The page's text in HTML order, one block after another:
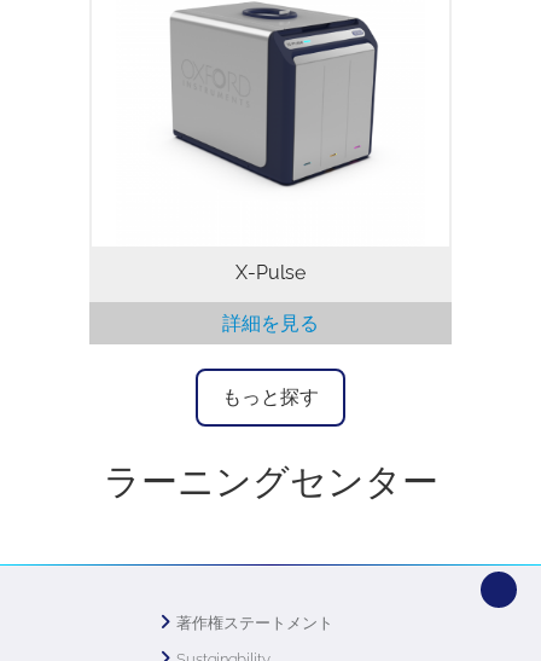
X-Pulseは、卓上型NMRに革新的な自由度
をもたらします。X-Pulseを利用して、真
の広帯域 X-nuclei 機能、フローケミスト
リー、反応モニタリング、および温度可変
機能を組み合わせ、向上したスペクトル分
解能で、ラボの卓上において幅広い実験を
行うことが可能です。
X-Pulse
詳細を見る
もっと探す
ラーニングセンター
著作権ステートメント